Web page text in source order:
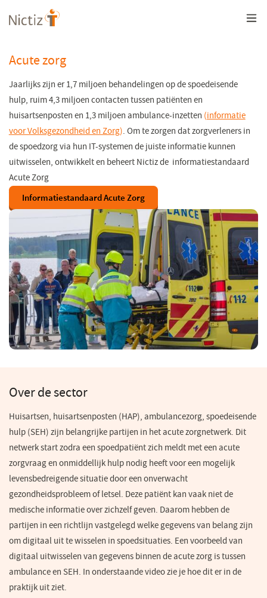
Overslaan
en
gaan
Acute zorg
​​​​​​​​​​​Jaarlijks zijn er 1,7 miljoen behandelingen op de spoedeisende
hulp, ruim 4,3 miljoen contacten tussen patiënten en
huisartsenposten en 1,3 miljoen ambulance-inzetten (informatie
voor Volksgezondheid en Zorg(opent
in
een
venster)
). Om te zorgen dat zorgverleners in
de spoedzorg via hun IT-systemen de juiste informatie kunnen
uitwisselen, ontwikkelt en beheert Nictiz de informatiestandaard
Acute Zorg
Informatiestandaard Acute Zorg
Over de sector
Huisartsen, huisartsenposten (HAP), ambulancezorg, spoedeisende
hulp (SEH) zijn belangrijke partijen in het acute zorgnetwerk. Dit
netwerk start zodra een spoedpatiënt zich meldt met een acute
zorgvraag en onmiddellijk hulp nodig heeft voor een mogelijk
levensbedreigende situatie door een onverwacht
gezondheidsprobleem of letsel. Deze patiënt kan vaak niet de
medische informatie over zichzelf geven. Daarom hebben de
partijen in een richtlijn vastgelegd welke gegevens van belang zijn
om digitaal uit te wisselen in spoedsituaties. Een voorbeeld van
digitaal uitwisselen van gegevens binnen de acute zorg is tussen
ambulance en SEH. In onderstaande video zie je hoe dit er in de
praktijk uit ziet.